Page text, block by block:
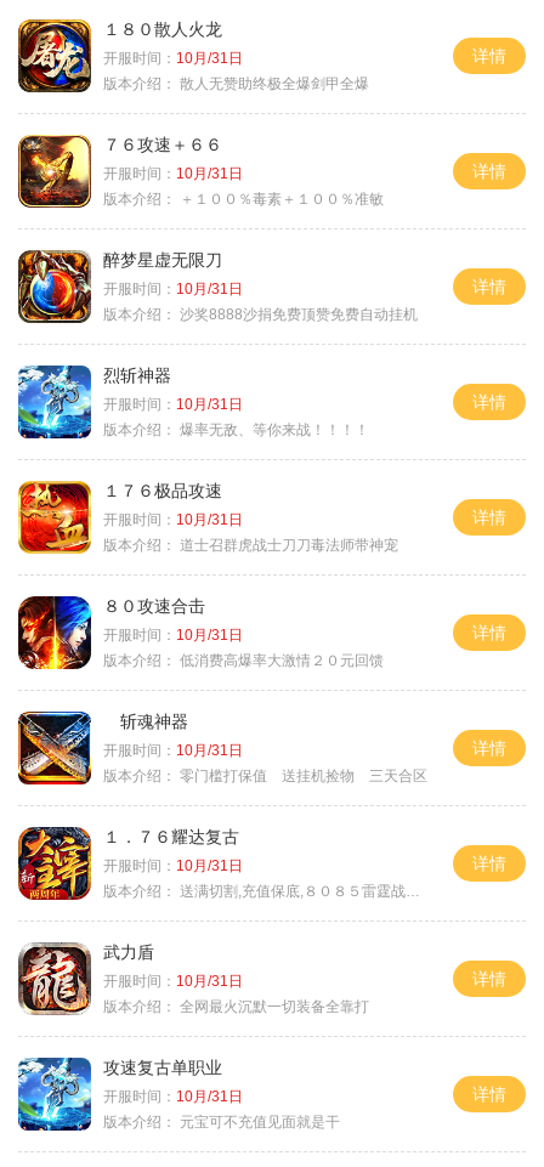
１８０散人火龙
开服时间： 10月/31日
版本介绍： 散人无赞助终极全爆剑甲全爆
详情
７６攻速＋６６
开服时间： 10月/31日
版本介绍：
＋１００％毒素＋１００％准敏
详情
醉梦星虚无限刀
开服时间： 10月/31日
版本介绍： 沙奖8888沙捐免费顶赞免费自动挂机
详情
烈斩神器
开服时间： 10月/31日
版本介绍： 爆率无敌、等你来战！！！！
详情
１７６极品攻速
开服时间： 10月/31日
版本介绍： 道士召群虎战士刀刀毒法师带神宠
详情
８０攻速合击
开服时间： 10月/31日
版本介绍： 低消费高爆率大激情２０元回馈
详情
斩魂神器
开服时间： 10月/31日
版本介绍： 零门槛打保值 送挂机捡物 三天合区
详情
１．７６耀达复古
开服时间： 10月/31日
版本介绍： 送满切割,充值保底,８０８５雷霆战神微变
详情
武力盾
开服时间： 10月/31日
版本介绍： 全网最火沉默一切装备全靠打
详情
攻速复古单职业
开服时间： 10月/31日
版本介绍：
元宝可不充值见面就是干
详情